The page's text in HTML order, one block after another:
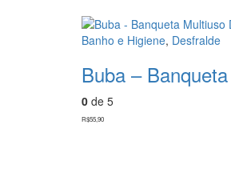
Banho e Higiene, Desfralde
Buba –
0 de 5
R$55,90